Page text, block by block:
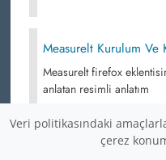
Measurelt Kurulum Ve
Measurelt firefox
anlatan resimli anlatım
19,912 okuma,
Veri politikasındaki
çerez